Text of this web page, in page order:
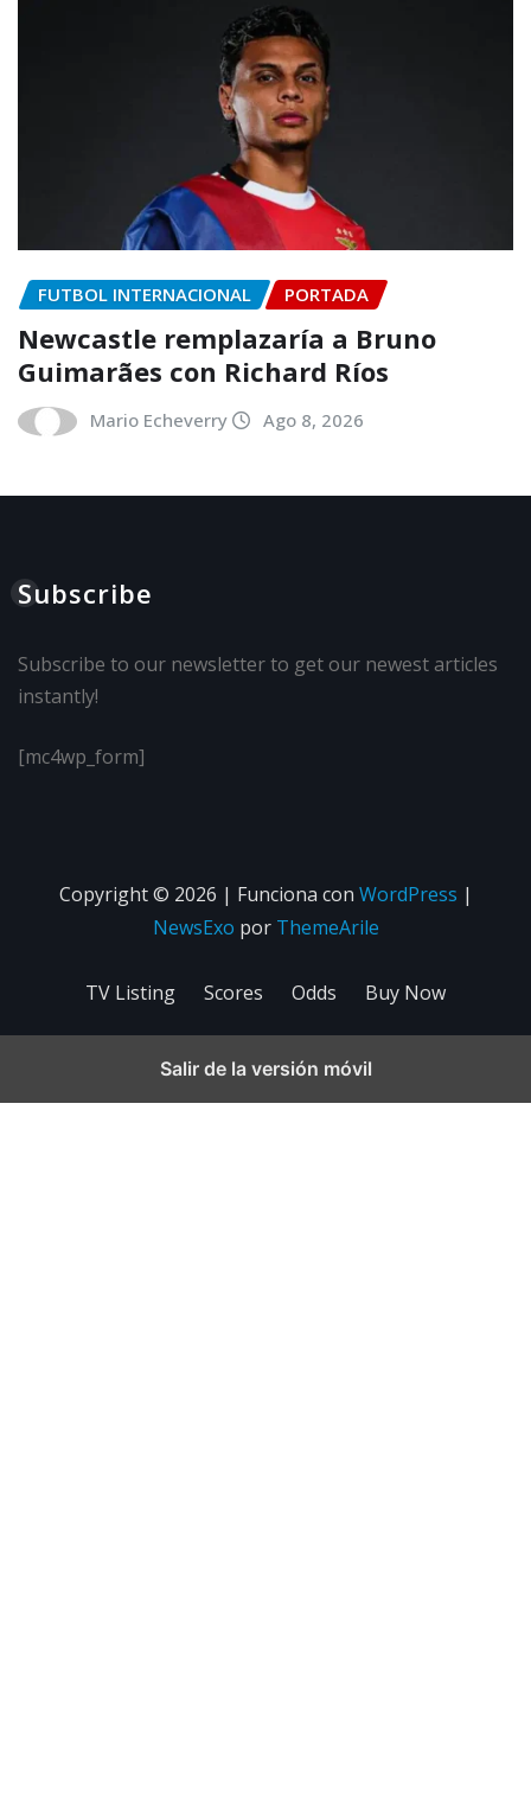
FUTBOL INTERNACIONAL PORTADA
Newcastle remplazaría a Bruno
Guimarães con Richard Ríos
Mario Echeverry Ago 8, 2026
Subscribe
Subscribe to our newsletter to get our newest articles
instantly!
[mc4wp_form]
Copyright © 2026 | Funciona con WordPress |
NewsExo por ThemeArile
TV Listing Scores Odds Buy Now
Salir de la versión móvil